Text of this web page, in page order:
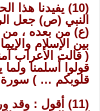
(10) يفيدنا
النبي (ص) جعل
(ع) من بعده ، من
بين الإسلام
( قالت الأعراب
قولوا أسلمنا
قلوبكم … ) سورة
(11) أقول : وقد